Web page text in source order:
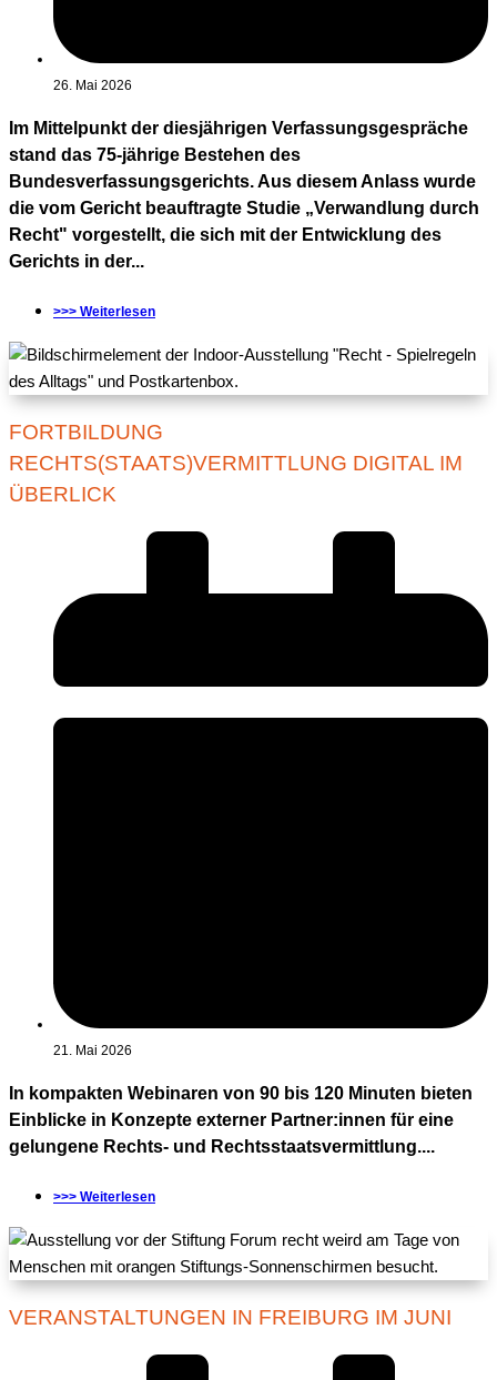
26. Mai 2026
Im Mittelpunkt der diesjährigen Verfassungsgespräche
stand das 75-jährige Bestehen des
Bundesverfassungsgerichts. Aus diesem Anlass wurde
die vom Gericht beauftragte Studie „Verwandlung durch
Recht" vorgestellt, die sich mit der Entwicklung des
Gerichts in der...
>>> Weiterlesen
FORTBILDUNG
RECHTS(STAATS)VERMITTLUNG DIGITAL IM
ÜBERLICK
21. Mai 2026
In kompakten Webinaren von 90 bis 120 Minuten bieten
Einblicke in Konzepte externer Partner:innen für eine
gelungene Rechts- und Rechtsstaatsvermittlung....
>>> Weiterlesen
VERANSTALTUNGEN IN FREIBURG IM JUNI